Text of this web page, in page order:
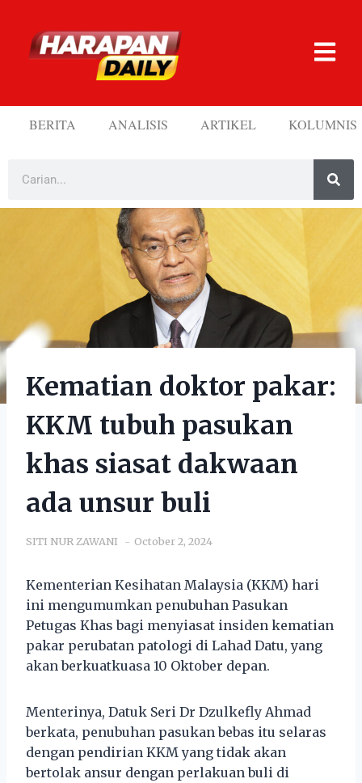
BERITA ANALISIS ARTIKEL KOLUMNIS
Kematian doktor pakar:
KKM tubuh pasukan
khas siasat dakwaan
ada unsur buli
SITI NUR ZAWANI October 2, 2024
Kementerian Kesihatan Malaysia (KKM) hari
ini mengumumkan penubuhan Pasukan
Petugas Khas bagi menyiasat insiden kematian
pakar perubatan patologi di Lahad Datu, yang
akan berkuatkuasa 10 Oktober depan.
Menterinya, Datuk Seri Dr Dzulkefly Ahmad
berkata, penubuhan pasukan bebas itu selaras
dengan pendirian KKM yang tidak akan
bertolak ansur dengan perlakuan buli di